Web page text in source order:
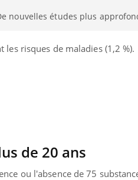
nouvelles études plus
les risques de maladies (1,2 %).
de 20 ans
ou l'absence de 75